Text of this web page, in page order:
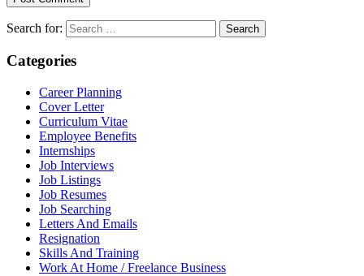
Search for:
Categories
Career Planning
Cover Letter
Curriculum Vitae
Employee Benefits
Internships
Job Interviews
Job Listings
Job Resumes
Job Searching
Letters And Emails
Resignation
Skills And Training
Work At Home / Freelance Business